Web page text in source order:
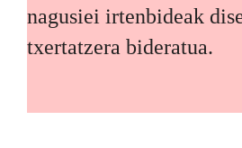
nagusiei irtenbideak
txertatzera bideratua.